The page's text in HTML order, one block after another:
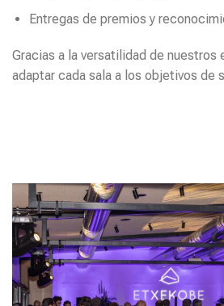
Entregas de premios y
Gracias a la versatilidad de nuestros
adaptar cada sala a los objetivos de